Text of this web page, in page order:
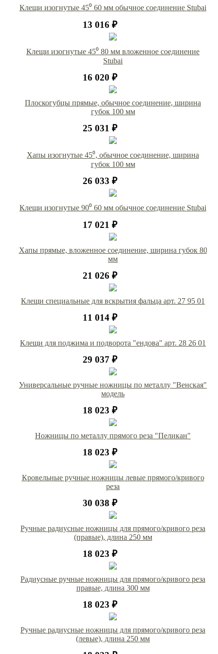
Клещи изогнутые 45⁰ 60 мм обычное соединение Stubai
13 016 ₽
Клещи изогнутые 45⁰ 80 мм вложенное соединение
Stubai
16 020 ₽
Плоскогубцы прямые, обычное соединение, ширина
губок 100 мм
25 031 ₽
Хапы изогнутые 45⁰, обычное соединение, ширина
губок 100 мм
26 033 ₽
Клещи изогнутые 90⁰ 60 мм обычное соединение Stubai
17 021 ₽
Хапы прямые, вложенное соединение, ширина губок 80
мм
21 026 ₽
Клещи специальные для вскрытия фальца арт. 27 95 01
11 014 ₽
Клещи для поджима и подворота "ендова" арт. 28 26 01
29 037 ₽
Универсальные ручные ножницы по металлу "Венская"
модель
18 023 ₽
Ножницы по металлу прямого реза "Пеликан"
18 023 ₽
Кровельные ручные ножницы левые прямого/кривого
реза
30 038 ₽
Ручные радиусные ножницы для прямого/кривого реза
(правые), длина 250 мм
18 023 ₽
Радиусные ручные ножницы для прямого/кривого реза
правые, длина 300 мм
18 023 ₽
Ручные радиусные ножницы для прямого/кривого реза
(левые), длина 250 мм